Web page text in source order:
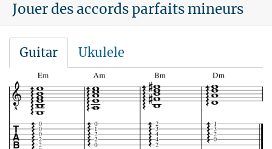
Jouer des accords parfaits mineurs
Guitar Ukulele